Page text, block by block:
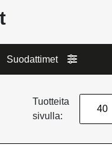
Suodattimet
Tuotteita
sivulla: